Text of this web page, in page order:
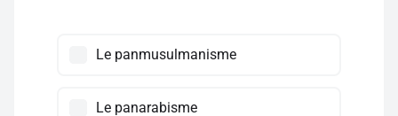
Le panmusulmanisme
Le panarabisme